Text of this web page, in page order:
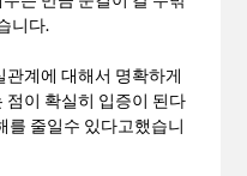
니다.
계에 대해서 명확하게
점이 확실히 입증이 된다
를 줄일수 있다고했습니